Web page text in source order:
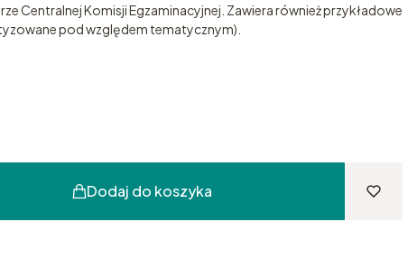
Centralnej Komisji Egzaminacyjnej. Zawiera również przykładowe
pod względem tematycznym).
Dodaj do koszyka